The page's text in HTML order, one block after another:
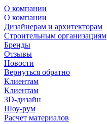
О компании
О компании
Дизайнерам и архитекторам
Строительным организациям
Бренды
Отзывы
Новости
Вернуться обратно
Клиентам
Клиентам
3D-дизайн
Шоу-рум
Расчет материалов